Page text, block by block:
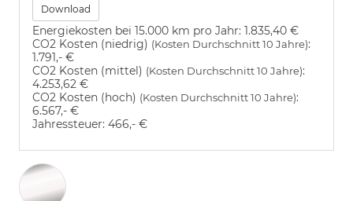
Download
Energiekosten bei 15.000 km pro Jahr: 1.835,40 €
CO2 Kosten (niedrig) (Kosten Durchschnitt 10 Jahre):
1.791,- €
CO2 Kosten (mittel) (Kosten Durchschnitt 10 Jahre):
4.253,62 €
CO2 Kosten (hoch) (Kosten Durchschnitt 10 Jahre):
6.567,- €
Jahressteuer: 466,- €